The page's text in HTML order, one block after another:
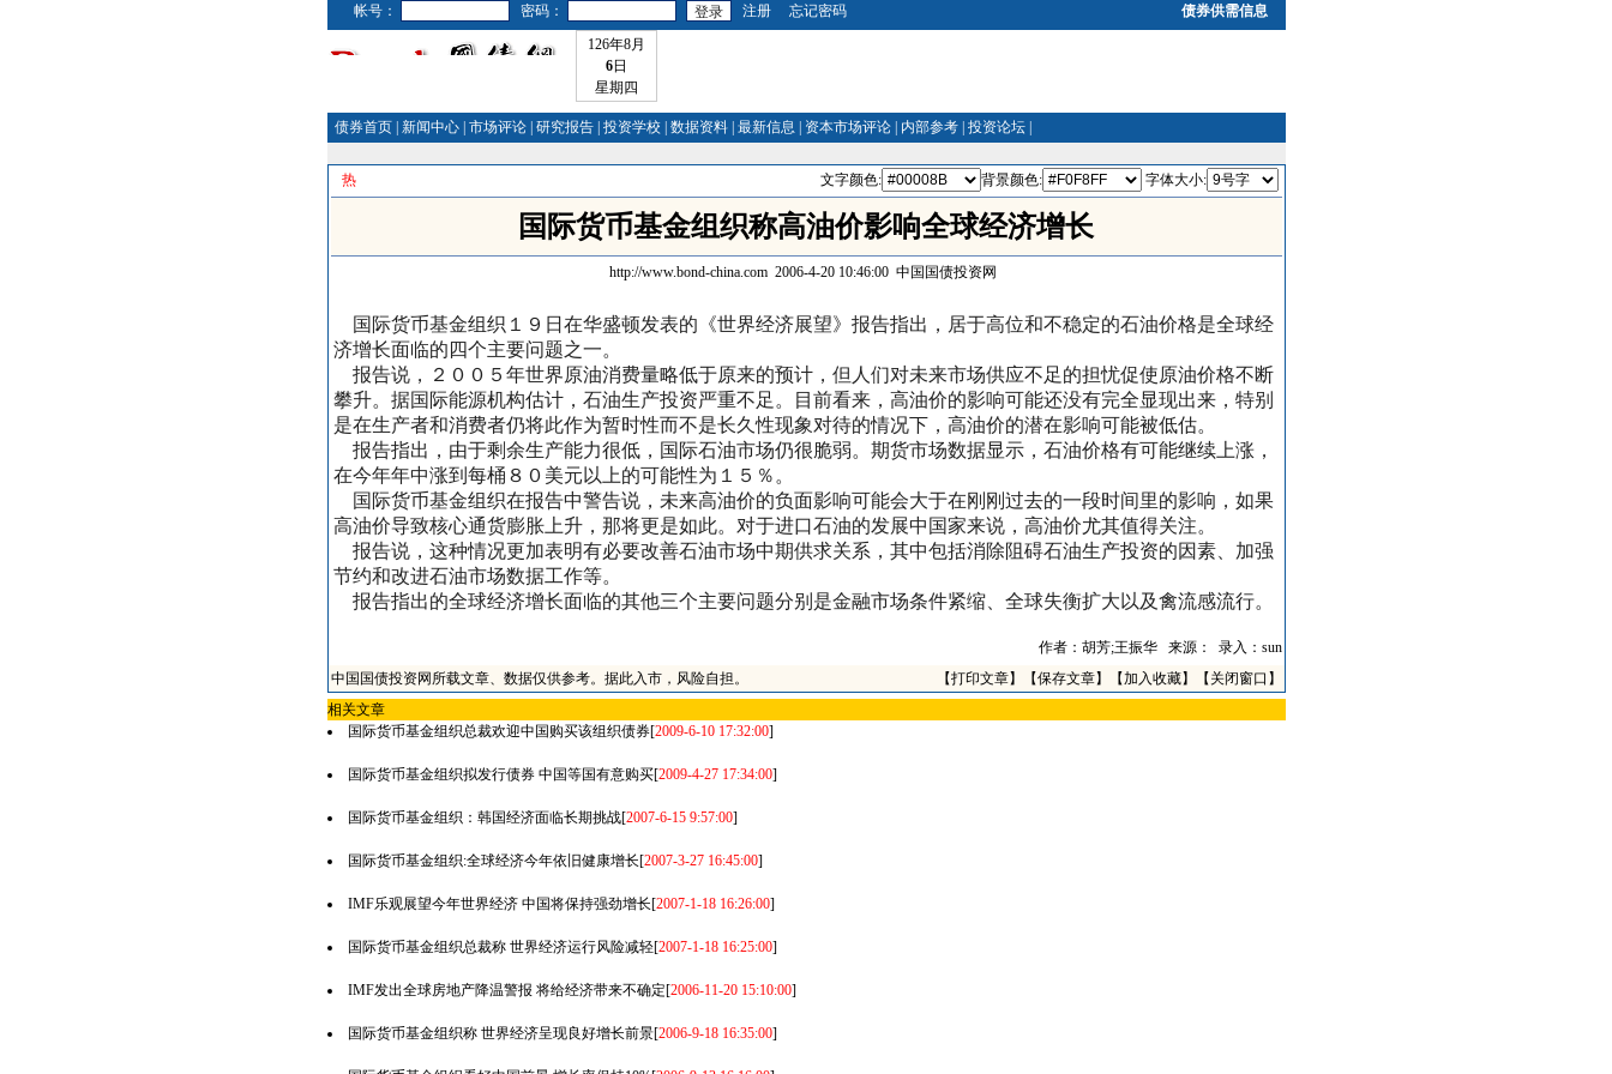
帐号： 密码： 注册 忘记密码
债券供需信息
126年8月
6日
星期四
债券首页 新闻中心 市场评论 研究报告 投资学校 数据资料 最新信息 资本市场评论 内部参考 投资论坛
热 文字颜色: 背景颜色: 字体大小:
国际货币基金组织称高油价影响全球经济增长
http://www.bond-china.com2006-4-20 10:46:00 中国国债投资网
国际货币基金组织１９日在华盛顿发表的《世界经济展望》报告指出，居于高位和不稳定的石油价格是全球经
济增长面临的四个主要问题之一。
报告说，２００５年世界原油消费量略低于原来的预计，但人们对未来市场供应不足的担忧促使原油价格不断
攀升。据国际能源机构估计，石油生产投资严重不足。目前看来，高油价的影响可能还没有完全显现出来，特别
是在生产者和消费者仍将此作为暂时性而不是长久性现象对待的情况下，高油价的潜在影响可能被低估。
报告指出，由于剩余生产能力很低，国际石油市场仍很脆弱。期货市场数据显示，石油价格有可能继续上涨，
在今年年中涨到每桶８０美元以上的可能性为１５％。
国际货币基金组织在报告中警告说，未来高油价的负面影响可能会大于在刚刚过去的一段时间里的影响，如果
高油价导致核心通货膨胀上升，那将更是如此。对于进口石油的发展中国家来说，高油价尤其值得关注。
报告说，这种情况更加表明有必要改善石油市场中期供求关系，其中包括消除阻碍石油生产投资的因素、加强
节约和改进石油市场数据工作等。
报告指出的全球经济增长面临的其他三个主要问题分别是金融市场条件紧缩、全球失衡扩大以及禽流感流行。
作者：胡芳;王振华 来源：
录入：sun
中国国债投资网所载文章、数据仅供参考。据此入市，风险自担。
【打印文章】【保存文章】【加入收藏】【 关闭窗口 】
相关文章
国际货币基金组织总裁欢迎中国购买该组织债券[2009-6-10 17:32:00]
国际货币基金组织拟发行债券 中国等国有意购买[2009-4-27 17:34:00]
国际货币基金组织：韩国经济面临长期挑战[2007-6-15 9:57:00]
国际货币基金组织:全球经济今年依旧健康增长[2007-3-27 16:45:00]
IMF乐观展望今年世界经济 中国将保持强劲增长[2007-1-18 16:26:00]
国际货币基金组织总裁称 世界经济运行风险减轻[2007-1-18 16:25:00]
IMF发出全球房地产降温警报 将给经济带来不确定[2006-11-20 15:10:00]
国际货币基金组织称 世界经济呈现良好增长前景[2006-9-18 16:35:00]